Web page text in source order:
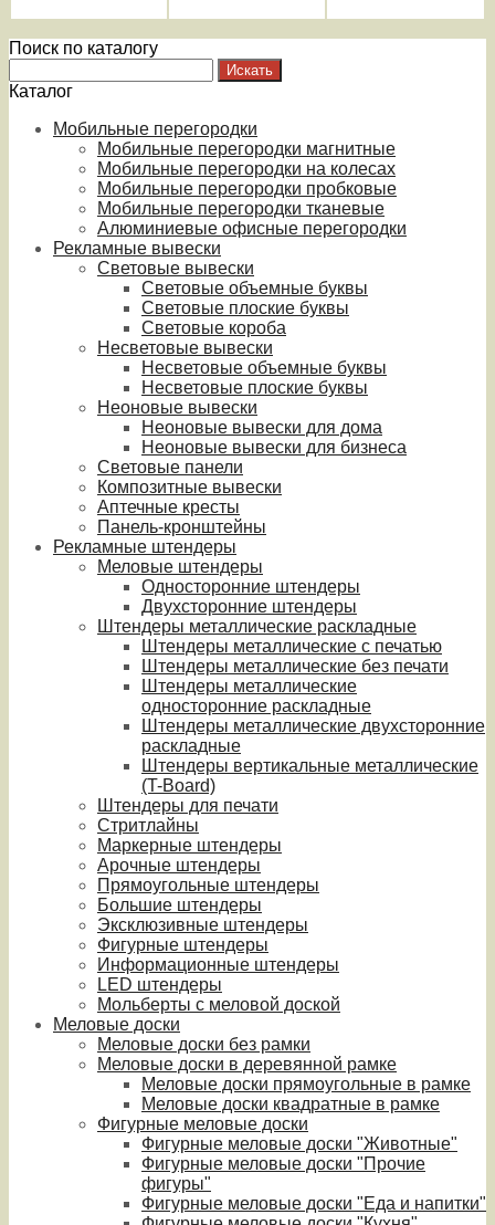
Поиск по каталогу
Каталог
Мобильные перегородки
Мобильные перегородки магнитные
Мобильные перегородки на колесах
Мобильные перегородки пробковые
Мобильные перегородки тканевые
Алюминиевые офисные перегородки
Рекламные вывески
Световые вывески
Световые объемные буквы
Световые плоские буквы
Световые короба
Несветовые вывески
Несветовые объемные буквы
Несветовые плоские буквы
Неоновые вывески
Неоновые вывески для дома
Неоновые вывески для бизнеса
Световые панели
Композитные вывески
Аптечные кресты
Панель-кронштейны
Рекламные штендеры
Меловые штендеры
Односторонние штендеры
Двухсторонние штендеры
Штендеры металлические раскладные
Штендеры металлические с печатью
Штендеры металлические без печати
Штендеры металлические
односторонние раскладные
Штендеры металлические двухсторонние
раскладные
Штендеры вертикальные металлические
(T-Board)
Штендеры для печати
Стритлайны
Маркерные штендеры
Арочные штендеры
Прямоугольные штендеры
Большие штендеры
Эксклюзивные штендеры
Фигурные штендеры
Информационные штендеры
LED штендеры
Мольберты с меловой доской
Меловые доски
Меловые доски без рамки
Меловые доски в деревянной рамке
Меловые доски прямоугольные в рамке
Меловые доски квадратные в рамке
Фигурные меловые доски
Фигурные меловые доски "Животные"
Фигурные меловые доски "Прочие
фигуры"
Фигурные меловые доски "Еда и напитки"